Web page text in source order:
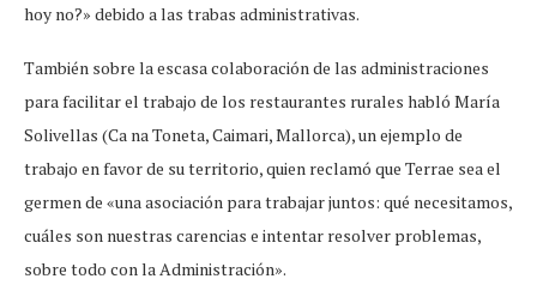
hoy no?» debido a las trabas administrativas.
También sobre la escasa colaboración de las administraciones
para facilitar el trabajo de los restaurantes rurales habló María
Solivellas (Ca na Toneta, Caimari, Mallorca), un ejemplo de
trabajo en favor de su territorio, quien reclamó que Terrae sea el
germen de «una asociación para trabajar juntos: qué necesitamos,
cuáles son nuestras carencias e intentar resolver problemas,
sobre todo con la Administración».